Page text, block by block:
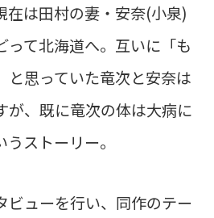
在は田村の妻・安奈(小泉)
って北海道へ。互いに「も
と思っていた竜次と安奈は
が、既に竜次の体は大病に
ストーリー。
ビューを行い、同作のテー